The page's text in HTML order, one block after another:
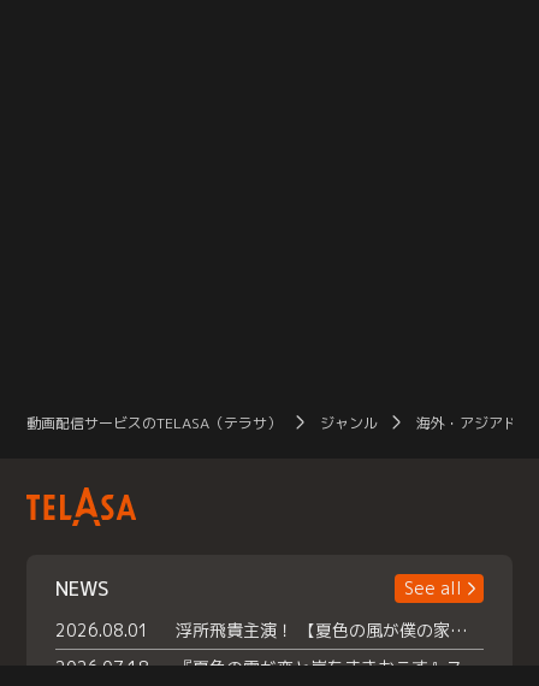
動画配信サービスのTELASA（テラサ） ジャンル 海外・アジアドラ
NEWS
See all
2026.08.01
浮所飛貴主演！ 【夏色の風が僕の家にやってきた】 本日よりテラサで独占配信スタート！
2026.07.18
『夏色の雲が恋と嵐をまきおこす』スペシャルメイキング 【Part1】2026年７月18日（土）23時30分～配信スタート！話題のシーンの裏側を大公開！豪華キャスト大集合！ 『武宮家 真夏の家族会議』開催！